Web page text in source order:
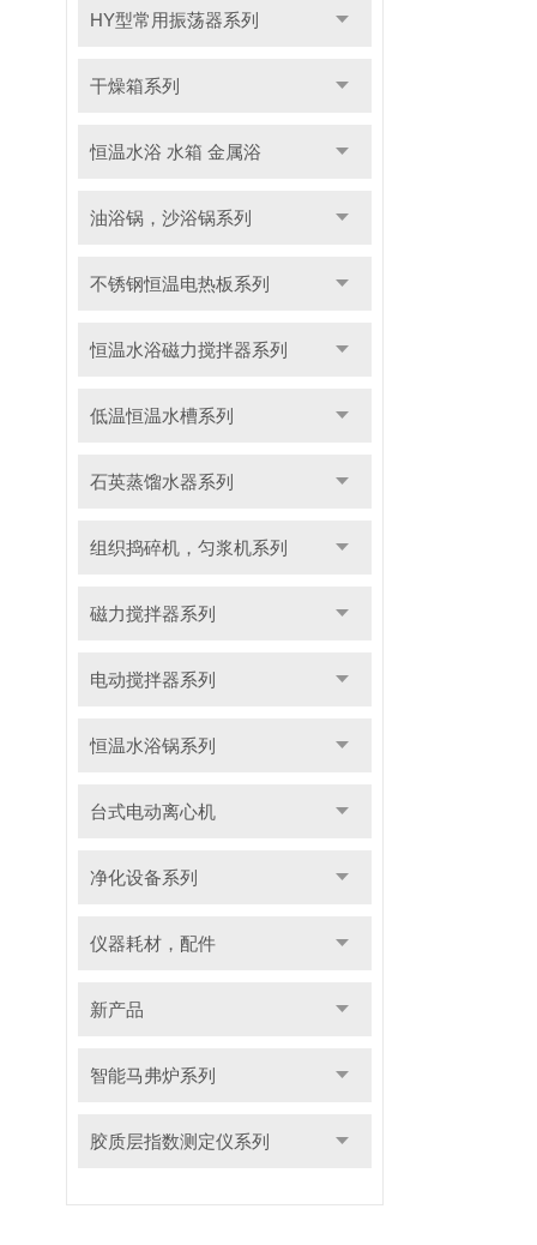
HY型常用振荡器系列
干燥箱系列
恒温水浴 水箱 金属浴
油浴锅，沙浴锅系列
不锈钢恒温电热板系列
恒温水浴磁力搅拌器系列
低温恒温水槽系列
石英蒸馏水器系列
组织捣碎机，匀浆机系列
磁力搅拌器系列
电动搅拌器系列
恒温水浴锅系列
台式电动离心机
净化设备系列
仪器耗材，配件
新产品
智能马弗炉系列
胶质层指数测定仪系列